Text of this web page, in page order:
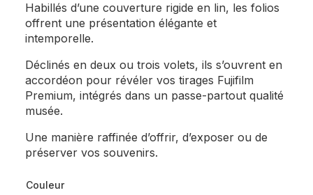
Habillés d’une couverture rigide en lin, les folios
offrent une présentation élégante et
intemporelle.
Déclinés en deux ou trois volets, ils s’ouvrent en
accordéon pour révéler vos tirages Fujifilm
Premium, intégrés dans un passe-partout qualité
musée.
Une manière raffinée d’offrir, d’exposer ou de
préserver vos souvenirs.
Couleur